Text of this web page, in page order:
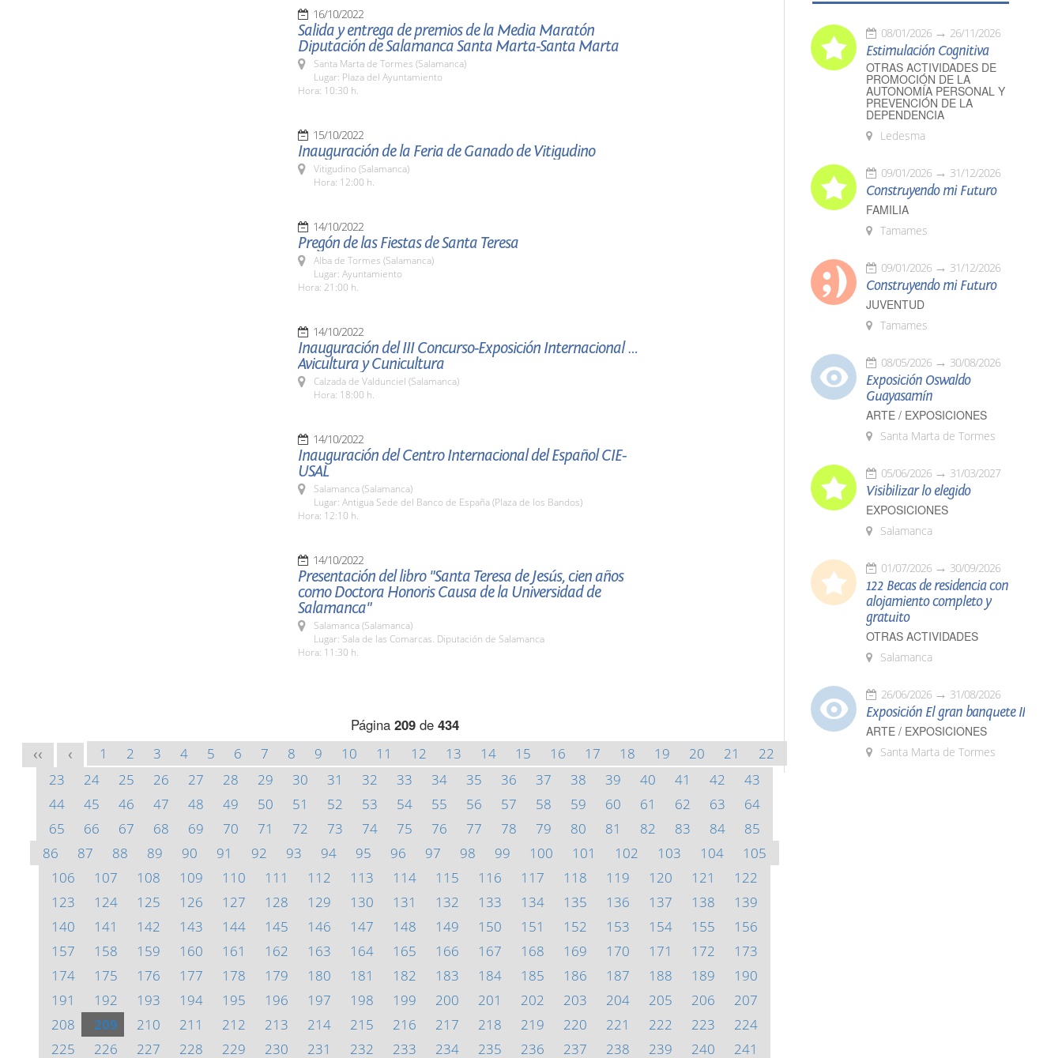
16/10/2022
Salida y entrega de premios de la Media Maratón
Diputación de Salamanca Santa Marta-Santa Marta
Santa Marta de Tormes (Salamanca)
Lugar: Plaza del Ayuntamiento
Hora: 10:30 h.
15/10/2022
Inauguración de la Feria de Ganado de Vitigudino
Vitigudino (Salamanca)
Hora: 12:00 h.
14/10/2022
Pregón de las Fiestas de Santa Teresa
Alba de Tormes (Salamanca)
Lugar: Ayuntamiento
Hora: 21:00 h.
14/10/2022
Inauguración del III Concurso-Exposición Internacional de
Avicultura y Cunicultura
Calzada de Valdunciel (Salamanca)
Hora: 18:00 h.
14/10/2022
Inauguración del Centro Internacional del Español CIE-
USAL
Salamanca (Salamanca)
Lugar: Antigua Sede del Banco de España (Plaza de los Bandos)
Hora: 12:10 h.
14/10/2022
Presentación del libro "Santa Teresa de Jesús, cien años
como Doctora Honoris Causa de la Universidad de
Salamanca"
Salamanca (Salamanca)
Lugar: Sala de las Comarcas. Diputación de Salamanca
Hora: 11:30 h.
Página 209de 434
<< < 1 2 3 4 5 6 7 8 9 10 11 12 13 14 15 16 17 18 19 20 21
22
23
24 25 26 27 28 29 30 31 32 33 34 35 36 37 38 39 40 41 42
43
44
45 46 47 48 49 50 51 52 53 54 55 56 57 58 59 60 61 62 63
64
65
66 67 68 69 70 71 72 73 74 75 76 77 78 79 80 81 82 83 84
85
86
87 88 89 90 91 92 93 94 95 96 97 98 99 100 101 102 103 104
105
106
107 108 109 110 111 112 113 114 115 116 117 118 119 120 121
122
123
124 125 126 127 128 129 130 131 132 133 134 135 136 137 138
139
140
141 142 143 144 145 146 147 148 149 150 151 152 153 154 155
156
157
158 159 160 161 162 163 164 165 166 167 168 169 170 171 172
173
174
175 176 177 178 179 180 181 182 183 184 185 186 187 188 189
190
191
192 193 194 195 196 197 198 199 200 201 202 203 204 205 206
207
208
209 210 211 212 213 214 215 216 217 218 219 220 221 222 223
224
225
226 227 228 229 230 231 232 233 234 235 236 237 238 239 240 241
08/01/2026 26/11/2026
Estimulación Cognitiva
OTRAS ACTIVIDADES DE
PROMOCIÓN DE LA
AUTONOMÍA PERSONAL Y
PREVENCIÓN DE LA
DEPENDENCIA
Ledesma
09/01/2026 31/12/2026
Construyendo mi Futuro
FAMILIA
Tamames
09/01/2026 31/12/2026
Construyendo mi Futuro
JUVENTUD
Tamames
08/05/2026 30/08/2026
Exposición Oswaldo
Guayasamín
ARTE / EXPOSICIONES
Santa Marta de Tormes
05/06/2026 31/03/2027
Visibilizar lo elegido
EXPOSICIONES
Salamanca
01/07/2026 30/09/2026
122 Becas de residencia con
alojamiento completo y
gratuito
OTRAS ACTIVIDADES
Salamanca
26/06/2026 31/08/2026
Exposición El gran banquete II
ARTE / EXPOSICIONES
Santa Marta de Tormes